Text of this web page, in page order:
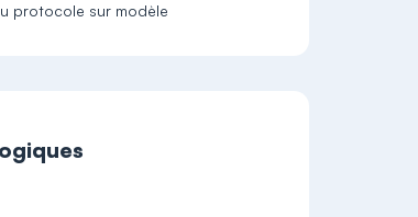
protocole sur modèle